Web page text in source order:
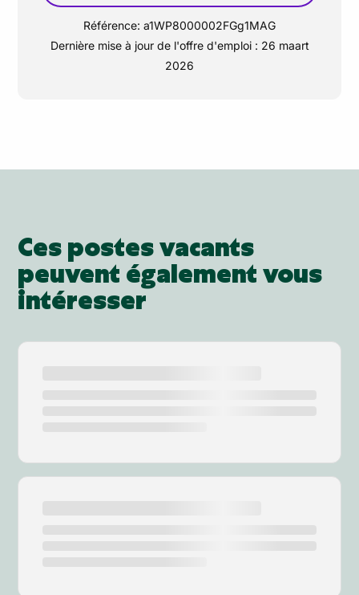
Référence: a1WP8000002FGg1MAG
Dernière mise à jour de l'offre d'emploi : 26 maart
2026
Ces postes vacants
peuvent également vous
intéresser